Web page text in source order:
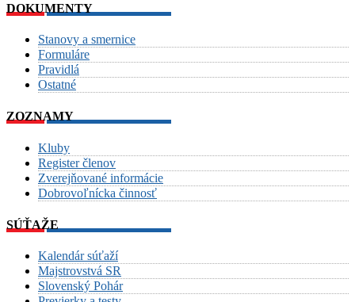
DOKUMENTY
Stanovy a smernice
Formuláre
Pravidlá
Ostatné
ZOZNAMY
Kluby
Register členov
Zverejňované informácie
Dobrovoľnícka činnosť
SÚŤAŽE
Kalendár súťaží
Majstrovstvá SR
Slovenský Pohár